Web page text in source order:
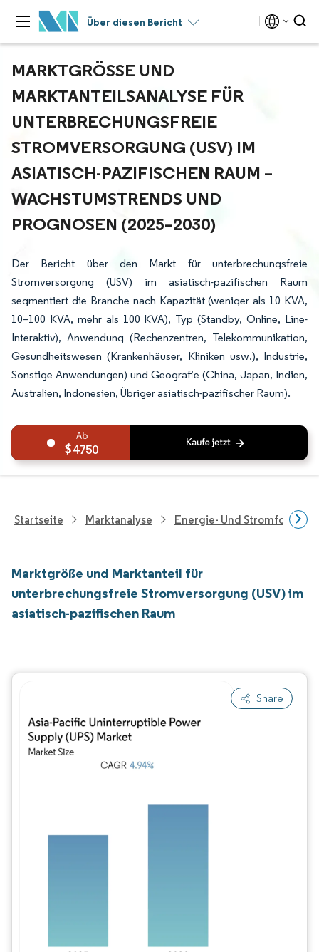
Über diesen Bericht
MARKTGRÖSSE UND M
ARKTANTEILSANALYSE FÜR U
NTERBRECHUNGSFREIE S
TROMVERSORGUNG (USV) IM A
SIATISCH-PAZIFISCHEN RAUM – W
ACHSTUMSTRENDS UND P
ROGNOSEN (2025–2030)
Der Bericht über den Markt für unterbrechungsfreie
Stromversorgung (USV) im asiatisch-pazifischen Raum
segmentiert die Branche nach Kapazität (weniger als 10 KVA,
10–100 KVA, mehr als 100 KVA), Typ (Standby, Online, Line-
Interaktiv), Anwendung (Rechenzentren, Telekommunikation,
Gesundheitswesen (Krankenhäuser, Kliniken usw.), Industrie,
Sonstige Anwendungen) und Geografie (China, Japan, Indien,
Australien, Indonesien, Übriger asiatisch-pazifischer Raum).
4750
Startseite Marktanalyse Energie- Und
Marktgröße und Marktanteil für
unterbrechungsfreie Stromversorgung (USV) im
asiatisch-pazifischen Raum
Share